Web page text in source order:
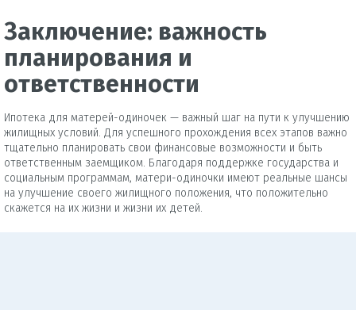
Заключение: важность
планирования и
ответственности
Ипотека для матерей-одиночек — важный шаг на пути к улучшению
жилищных условий. Для успешного прохождения всех этапов важно
тщательно планировать свои финансовые возможности и быть
ответственным заемщиком. Благодаря поддержке государства и
социальным программам, матери-одиночки имеют реальные шансы
на улучшение своего жилищного положения, что положительно
скажется на их жизни и жизни их детей.